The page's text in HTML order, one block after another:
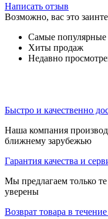
Написать отзыв
Возможно, вас это
Самые популярные
Хиты продаж
Недавно
Быстро и качественно
Наша компания
ближнему зарубежью
Гарантия качества и
Мы предлагаем только
уверены
Возврат товара в